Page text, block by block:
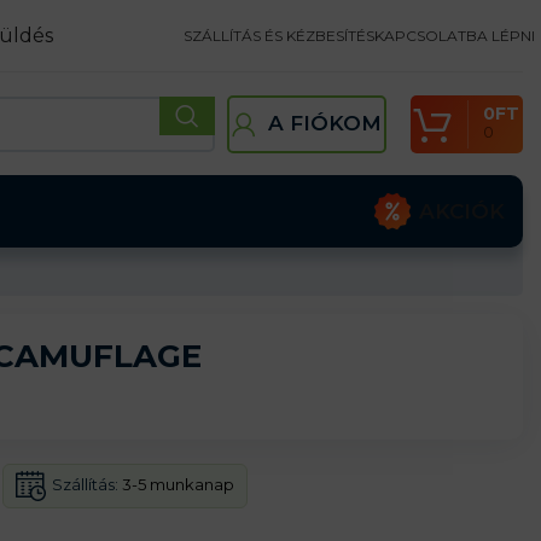
SZÁLLÍTÁS ÉS KÉZBESÍTÉSKAPCSOLATBA LÉPNI
A FIÓKOM 0
0FT
Szállítás: 3-5 munkanap